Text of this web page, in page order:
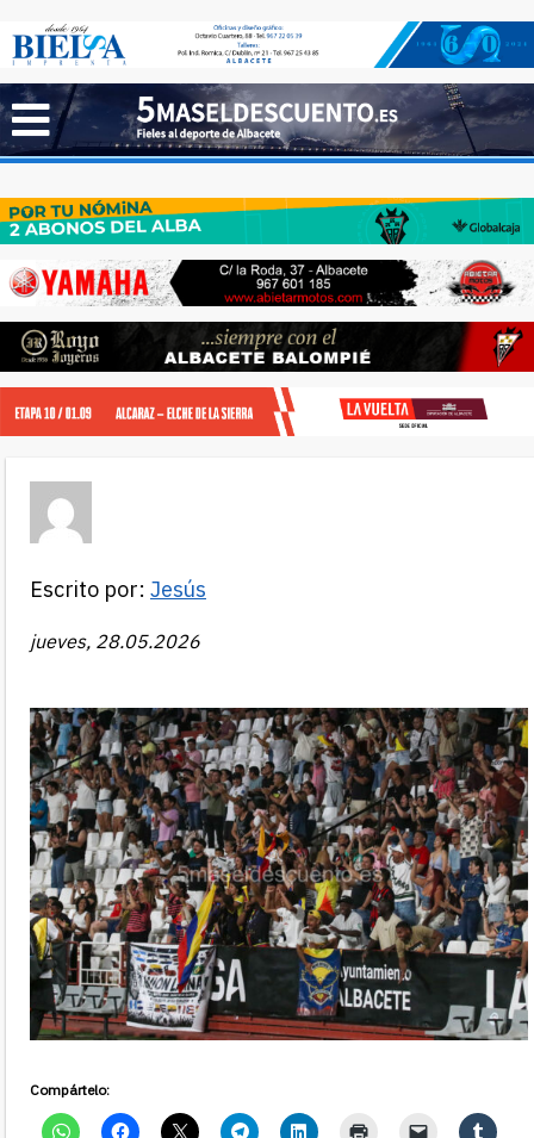
Escrito por: Jesús
jueves, 28.05.2026
Compártelo: